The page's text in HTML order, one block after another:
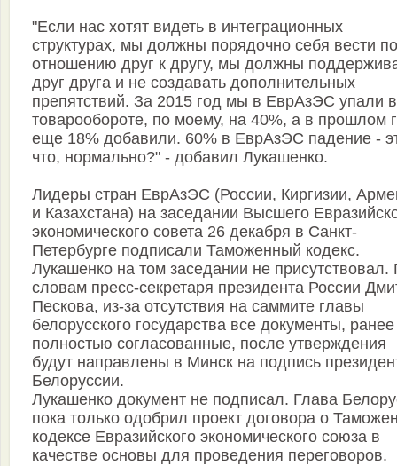
"Если нас хотят видеть в интеграционных
структурах, мы должны порядочно себя вести по
отношению друг к другу, мы должны
друг друга и не создавать дополнительных
препятствий. За 2015 год мы в ЕврАзЭС упали в
товарообороте, по моему, на 40%, а в прошлом
еще 18% добавили. 60% в ЕврАзЭС падение -
что, нормально?" - добавил Лукашенко.
Лидеры стран ЕврАзЭС (России, Киргизии,
и Казахстана) на заседании Высшего
экономического совета 26 декабря в Санкт-
Петербурге подписали Таможенный кодекс.
Лукашенко на том заседании не присутствовал.
словам пресс-секретаря президента России
Пескова, из-за отсутствия на саммите главы
белорусского государства все документы, ранее
полностью согласованные, после утверждения
будут направлены в Минск на подпись
Белоруссии.
Лукашенко документ не подписал. Глава
пока только одобрил проект договора о
кодексе Евразийского экономического союза в
качестве основы для проведения переговоров.